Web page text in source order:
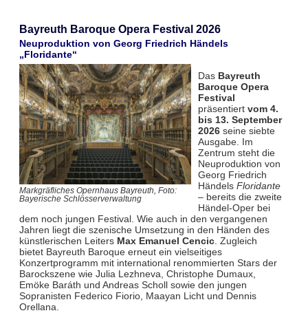
Bayreuth Baroque Opera Festival 2026
Neuproduktion von Georg Friedrich Händels
„Floridante“
Markgräfliches Opernhaus Bayreuth, Foto:
Bayerische Schlösserverwaltung
Das Bayreuth
Baroque Opera
Festival
präsentiert vom 4.
bis 13. September
2026seine siebte
Ausgabe. Im
Zentrum steht die
Neuproduktion von
Georg Friedrich
Händels Floridante
– bereits die zweite
Händel-Oper bei
dem noch jungen Festival. Wie auch in den vergangenen
Jahren liegt die szenische Umsetzung in den Händen des
künstlerischen Leiters Max Emanuel Cencic. Zugleich
bietet Bayreuth Baroque erneut ein vielseitiges
Konzertprogramm mit international renommierten Stars der
Barockszene wie Julia Lezhneva, Christophe Dumaux,
Emöke Baráth und Andreas Scholl sowie den jungen
Sopranisten Federico Fiorio, Maayan Licht und Dennis
Orellana.